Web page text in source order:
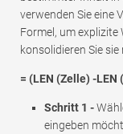
verwenden Sie eine
Formel, um explizite
konsolidieren Sie sie
= (LEN (Zelle) -LEN
Schritt 1 -
eingeben